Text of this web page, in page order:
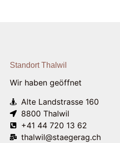
Standort Thalwil
Wir haben geöffnet
Alte Landstrasse 160
8800 Thalwil
+41 44 720 13 62
thalwil@staegerag.ch